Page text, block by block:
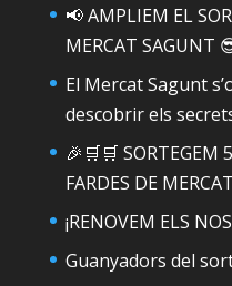
📢 AMPLIEM EL
MERCAT SAGUNT
El Mercat Sagunt
descobrir els
🎉🛒🛒 SORTEGEM
FARDES DE
¡RENOVEM ELS
Guanyadors del